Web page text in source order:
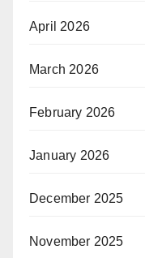
April 2026
March 2026
February 2026
January 2026
December 2025
November 2025